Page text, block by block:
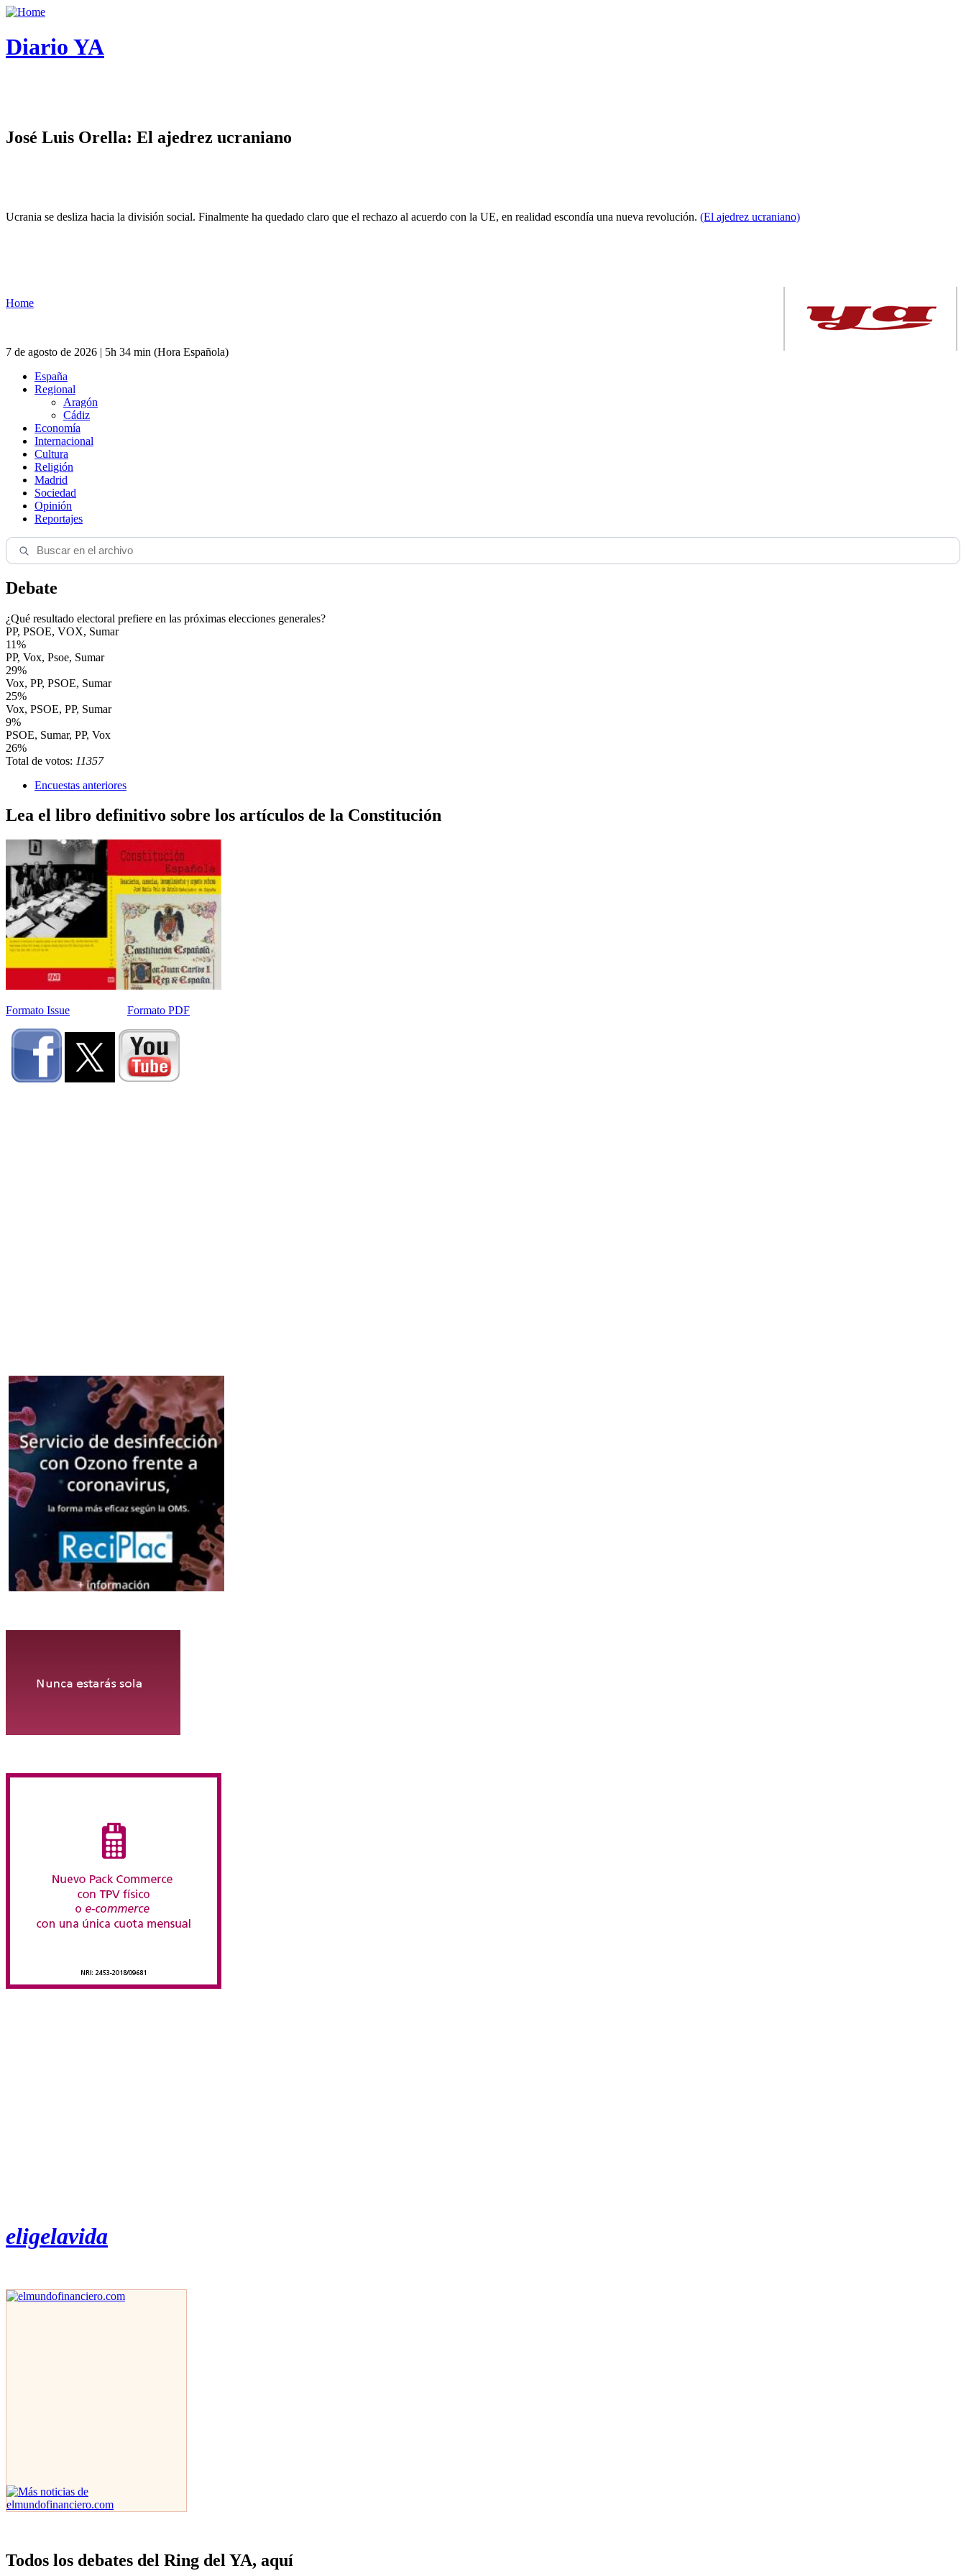
Diario YA
José Luis Orella: El ajedrez ucraniano
Ucrania se desliza hacia la división social. Finalmente ha quedado claro que el rechazo al acuerdo con la UE, en realidad escondía una nueva revolución. (El ajedrez ucraniano)
Home
7 de agosto de 2026 | 5h 34 min (Hora Española)
España
Regional
Aragón
Cádiz
Economía
Internacional
Cultura
Religión
Madrid
Sociedad
Opinión
Reportajes
Debate
¿Qué resultado electoral prefiere en las próximas elecciones generales?
PP, PSOE, VOX, Sumar
11%
PP, Vox, Psoe, Sumar
29%
Vox, PP, PSOE, Sumar
25%
Vox, PSOE, PP, Sumar
9%
PSOE, Sumar, PP, Vox
26%
Total de votos: 11357
Encuestas anteriores
Lea el libro definitivo sobre los artículos de la Constitución
Formato Issue Formato PDF
eligelavida
Todos los debates del Ring del YA, aquí